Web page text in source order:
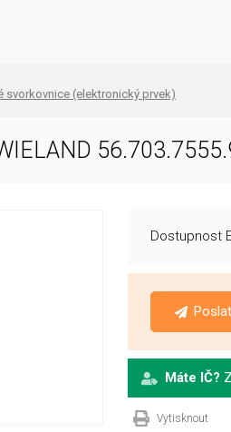
svorkovnice (elektronický prvek)
Dostupnost
Máte IČ?
Vytisknout